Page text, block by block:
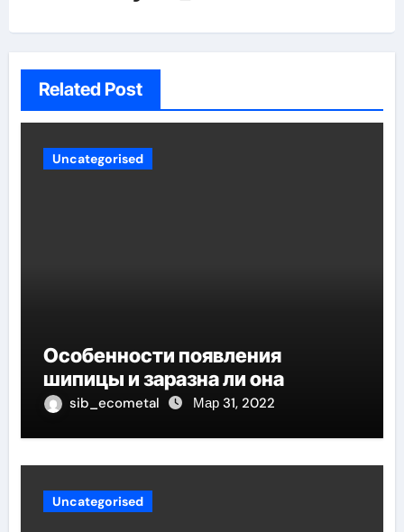
Related Post
Uncategorised
Особенности появления
шипицы и заразна ли она
sib_ecometal Мар 31, 2022
Uncategorised